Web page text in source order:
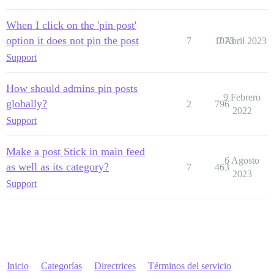
When I click on the 'pin post'
option it does not pin the post
Support
7 1075
7 Abril 2023
How should admins pin posts
globally?
Support
2 796
9 Febrero
2022
Make a post Stick in main feed
as well as its category?
Support
7 463
6 Agosto
2023
Inicio Categorías Directrices Términos del servicio